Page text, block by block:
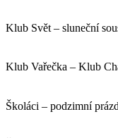
Klub Svět – sluneční
Klub Vařečka – Klub
Školáci – podzimní